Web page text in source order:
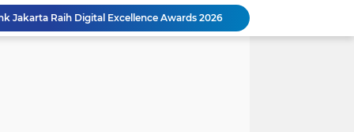
Jakarta Raih Digital Excellence Awards 2026
Peringatan HAN 2026, Pemerintah Pusat Apresiasi Komitmen Surabaya Penuhi Hak dan Lindungi Anak